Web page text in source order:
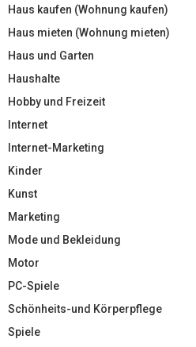
Haus kaufen (Wohnung kaufen)
Haus mieten (Wohnung mieten)
Haus und Garten
Haushalte
Hobby und Freizeit
Internet
Internet-Marketing
Kinder
Kunst
Marketing
Mode und Bekleidung
Motor
PC-Spiele
Schönheits-und Körperpflege
Spiele